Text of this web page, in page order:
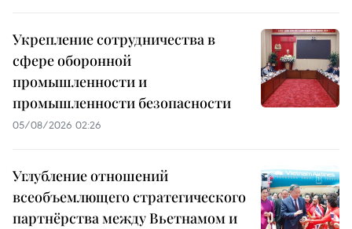
Укрепление сотрудничества в
сфере оборонной
промышленности и
промышленности безопасности
05/08/2026 02:26
Углубление отношений
всеобъемлющего стратегического
партнёрства между Вьетнамом и